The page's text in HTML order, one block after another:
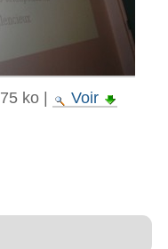
75 ko|
Voir